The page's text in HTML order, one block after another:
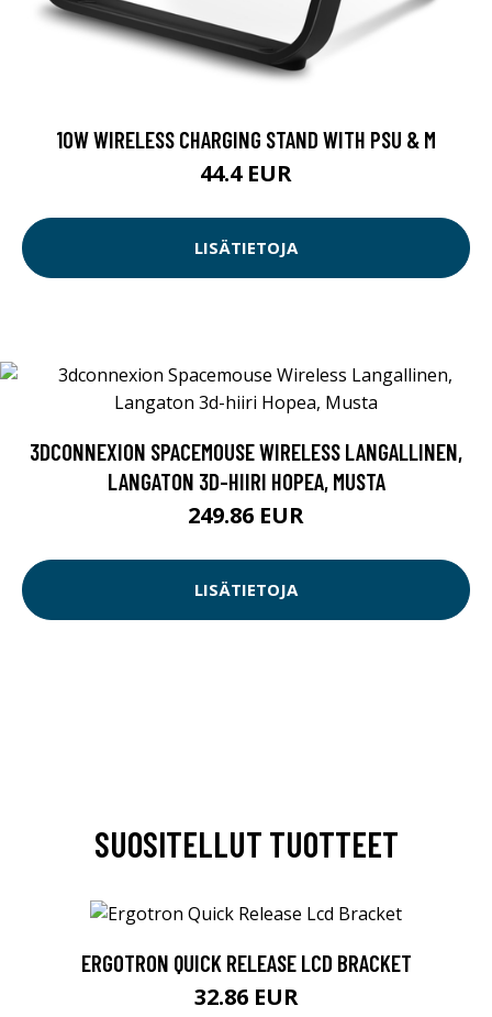
10W WIRELESS CHARGING STAND WITH PSU & M
44.4 EUR
LISÄTIETOJA
3DCONNEXION SPACEMOUSE WIRELESS LANGALLINEN,
LANGATON 3D-HIIRI HOPEA, MUSTA
249.86 EUR
LISÄTIETOJA
SUOSITELLUT TUOTTEET
ERGOTRON QUICK RELEASE LCD BRACKET
32.86 EUR